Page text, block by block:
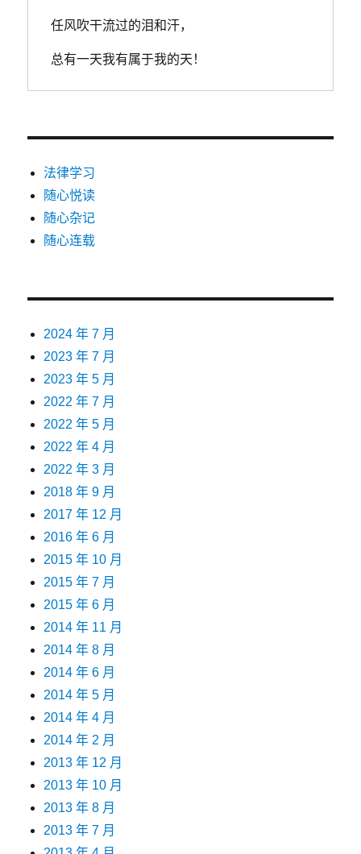
任风吹干流过的泪和汗，
总有一天我有属于我的天！
法律学习
随心悦读
随心杂记
随心连载
2024 年 7 月
2023 年 7 月
2023 年 5 月
2022 年 7 月
2022 年 5 月
2022 年 4 月
2022 年 3 月
2018 年 9 月
2017 年 12 月
2016 年 6 月
2015 年 10 月
2015 年 7 月
2015 年 6 月
2014 年 11 月
2014 年 8 月
2014 年 6 月
2014 年 5 月
2014 年 4 月
2014 年 2 月
2013 年 12 月
2013 年 10 月
2013 年 8 月
2013 年 7 月